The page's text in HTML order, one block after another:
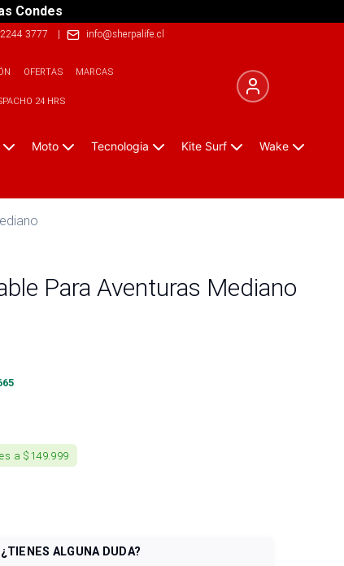
Condes
3777 | info@sherpalife.cl
OFERTAS MARCAS
24 HRS
Moto Tecnologia Kite Surf Wake
Para Aventuras Mediano
a $149.999
¿TIENES ALGUNA DUDA?